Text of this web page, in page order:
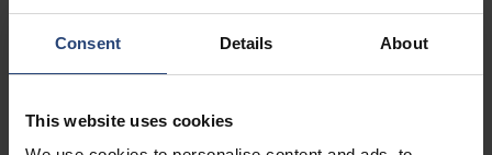
Consent Details About
This website uses cookies
Contato